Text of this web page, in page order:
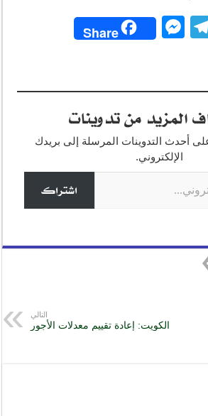
T
gr
a
m
M
e
n
g
er
Share
المزيد من تدوينات
أحدث التدوينات المرسلة إلى بريدك
الإلكتروني.
اشتراك
التالي
الكويت: إعادة تقييم معدلات الأجور